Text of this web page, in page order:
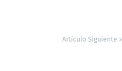
Artículo Siguiente